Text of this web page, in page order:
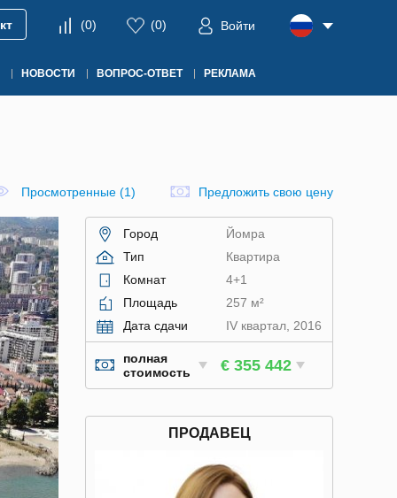
(0) (0) Войти
НОВОСТИ ВОПРОС-ОТВЕТ РЕКЛАМА
Просмотренные (1) Предложить свою цену
Город
Йомра
Тип
Квартира
Комнат
4+1
Площадь
257 м²
Дата сдачи
IV квартал, 2016
полная
стоимость
€ 355 442
ПРОДАВЕЦ